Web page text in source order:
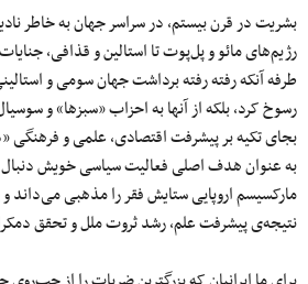
بشریت در قرن بیستم، در سراسر جهان به خاطر
رژیم‌های مائو و پل‌پوت تا استالین و قذافی،
طرفه آنکه رفته رفته برداشت جهان سومی‌ و
رسوخ کرد، بلکه از آنها به احزاب «سبزها» و
بجای تکیه بر پیشرفت اقتصادی، علمی‌ و فرهنگی
به عنوان هدف اصلی فعالیت سیاسی خویش
مارکسیسم اروپایی ستایش فقر را مذهبی می‌داند و
نتیجه‌ی پیشرفت علم، رشد ثروت ملل و تحقق